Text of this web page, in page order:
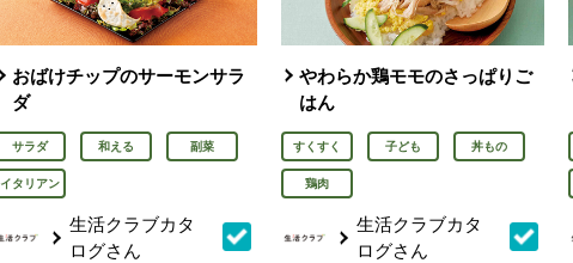
おばけチップのサーモンサラ
ダ
サラダ 和える 副菜
イタリアン
生活クラブカタ
ログさん
やわらか鶏モモのさっぱりご
はん
すくすく 子ども 丼もの
鶏肉
生活クラブカタ
ログさん